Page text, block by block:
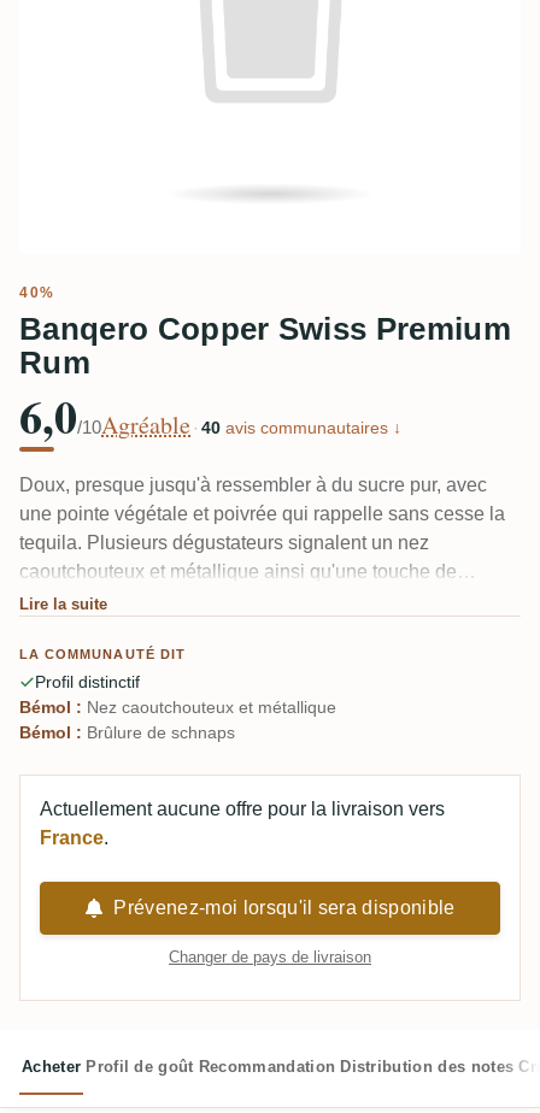
40%
Banqero Copper Swiss Premium
Rum
6,0/10Agréable · 40 avis communautaires ↓
Doux, presque jusqu'à ressembler à du sucre pur, avec
une pointe végétale et poivrée qui rappelle sans cesse la
tequila. Plusieurs dégustateurs signalent un nez
caoutchouteux et métallique ainsi qu'une touche de
schnaps artisanal à 40%. Certains trouvent les notes
d'autres trouvent cela simplement étrange. Un critique l'a
résumé comme "un rhum agricole dur".
Lire la suite
LA COMMUNAUTÉ DIT
Profil distinctif
Bémol : Nez caoutchouteux et métallique
Bémol : Brûlure de schnaps
Actuellement aucune offre pour la livraison vers
France.
Prévenez-moi lorsqu'il sera disponible
Changer de pays de livraison
Acheter Profil de goût Recommandation Distribution des notes